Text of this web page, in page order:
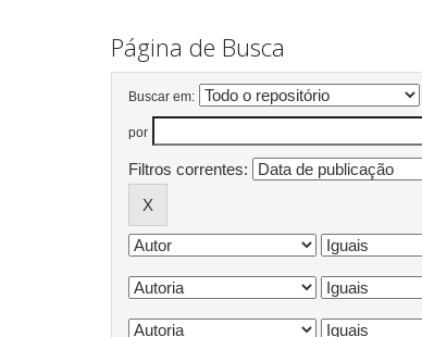
Página de Busca
Buscar em:
por
Filtros correntes: